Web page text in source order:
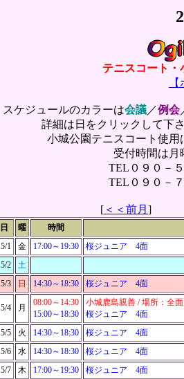
テニスコート・
スケジュールのカラーは会議／例会
詳細は日をクリックして下
小城公園テニスコート使
受付時間は
TEL０９０－
TEL０９０－
[ ＜＜前月
日 曜
時間
5/1
金 17:00～ 19:30
桜ジュニア 4面
5/2
土
5/3
日 14:30～ 18:30 桜ジュニア 4面
5/4 月
08:00～ 14:30
15:00～ 18:30
小城鹿島親善 / 場所：全面
桜ジュニア 4面
5/5
火 14:30～ 18:30
桜ジュニア 4面
5/6
水 14:30～ 18:30
桜ジュニア 4面
5/7
木 17:00～ 19:30
桜ジュニア 4面